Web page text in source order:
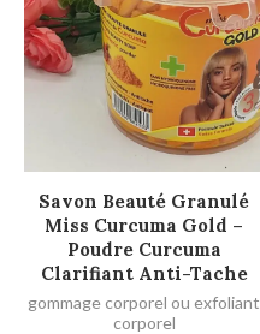
AJOUTER AU PANIER
Savon Beauté Granulé
Miss Curcuma Gold –
Poudre Curcuma
Clarifiant Anti-Tache
gommage corporel ou exfoliant
corporel